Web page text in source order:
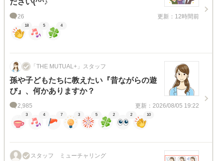
26 更新：12時間前
18 5 4
「THE MUTUAL+」スタッフ
孫や子どもたちに教えたい『昔ながらの遊
び』、何かありますか？
2,985 更新：2026/08/05 19:22
3 4 7 3 5 2 2 10
スタッフ ミューチャリング